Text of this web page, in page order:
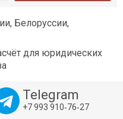
Белоруссии,
для юридических
Telegram
+7 993 910‑76‑27